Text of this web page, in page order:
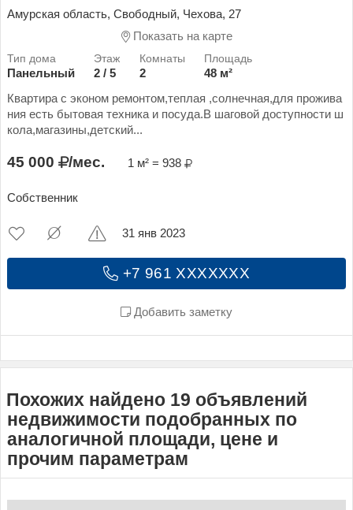
Амурская область, Свободный, Чехова, 27
Показать на карте
Панельный 2 / 5 2
48 м²
Квартира с эконом ремонтом,теплая ,солнечная,для прожива
ния есть бытовая техника и посуда.В шаговой доступности ш
кола,магазины,детский...
45 000 /мес. 1 м² = 938
Собственник
+7 961 XXXXXXX
Добавить заметку
31 янв 2023
Похожих найдено 19 объявлений
недвижимости подобранных по
аналогичной площади, цене и
прочим параметрам